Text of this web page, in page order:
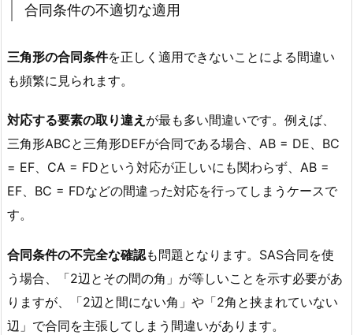
合同条件の不適切な適用
三角形の合同条件を正しく適用できないことによる間違い
も頻繁に見られます。
対応する要素の取り違え が最も多い間違いです。例えば、
三角形ABCと三角形DEFが合同である場合、AB = DE、BC
= EF、CA = FDという対応が正しいにも関わらず、AB =
EF、BC = FDなどの間違った対応を行ってしまうケースで
す。
合同条件の不完全な確認も問題となります。SAS合同を使
う場合、「2辺とその間の角」が等しいことを示す必要があ
りますが、「2辺と間にない角」や「2角と挟まれていない
辺」で合同を主張してしまう間違いがあります。